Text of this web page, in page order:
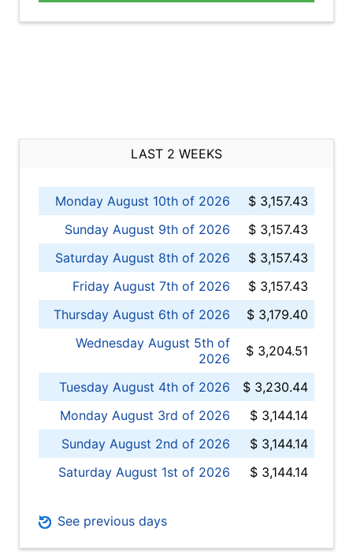
LAST 2 WEEKS
Monday August 10th of 2026
$ 3,157.43
Sunday August 9th of 2026
$ 3,157.43
Saturday August 8th of 2026
$ 3,157.43
Friday August 7th of 2026
$ 3,157.43
Thursday August 6th of 2026
$ 3,179.40
Wednesday August 5th of
2026
$ 3,204.51
Tuesday August 4th of 2026
$ 3,230.44
Monday August 3rd of 2026
$ 3,144.14
Sunday August 2nd of 2026
$ 3,144.14
Saturday August 1st of 2026
$ 3,144.14
See previous days